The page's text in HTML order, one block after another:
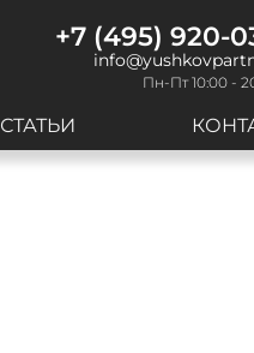
+7 (495) 920-
Пн-Пт 10:00 -
СТАТЬИ